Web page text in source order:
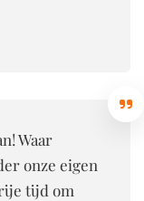
Waar
onze eigen
tijd om